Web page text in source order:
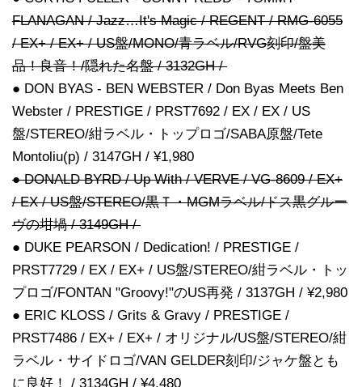
FLANAGAN / Jazz…It's Magic / REGENT / RMG-6055
/ EX+ / EX+ / US盤/MONO/青ラベル/RVG刻印/盤美
品！良音！/隠れた名盤 / 3132GH /
● DON BYAS - BEN WEBSTER / Don Byas Meets Ben
Webster / PRESTIGE / PRST7692 / EX / EX / US
盤/STEREO/紺ラベル・トップロゴ/SABA原盤/Tete
Montoliu(p) / 3147GH / ¥1,980
● DONALD BYRD / Up With / VERVE / VG-8609 / EX+
/ EX / US盤/STEREO/黒Ｔ・MGMラベル/ドス黒グルー
ヴの坩堝 / 3149GH /
● DUKE PEARSON / Dedication! / PRESTIGE /
PRST7729 / EX / EX+ / US盤/STEREO/紺ラベル・トッ
プロゴ/FONTAN "Groovy!"のUS再発 / 3137GH / ¥2,980
● ERIC KLOSS / Grits & Gravy / PRESTIGE /
PRST7486 / EX+ / EX+ / オリジナル/US盤/STEREO/紺
ラベル・サイドロゴ/VAN GELDER刻印/ジャケ盤とも
に良好！ / 3134GH / ¥4,480